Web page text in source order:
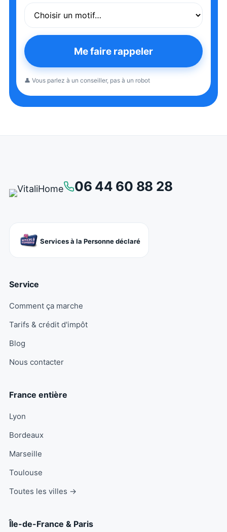
Me faire rappeler
👤 Vous parlez à un conseiller, pas à un robot
06 44 60 88 28
Services à la Personne déclaré
Service
Comment ça marche
Tarifs & crédit d'impôt
Blog
Nous contacter
France entière
Lyon
Bordeaux
Marseille
Toulouse
Toutes les villes →
Île-de-France & Paris